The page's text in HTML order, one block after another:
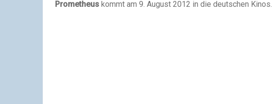
Prometheus kommt am 9. August 2012 in die deutschen Kinos.